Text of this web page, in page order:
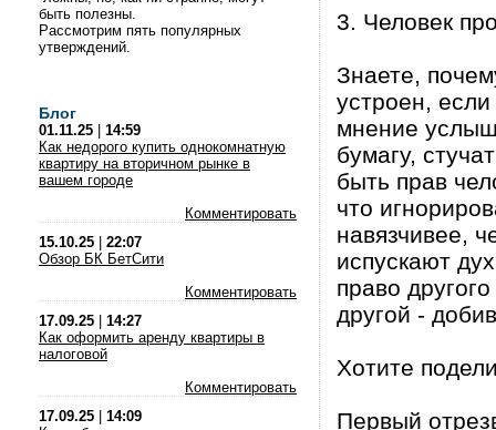
быть полезны.
Рассмотрим пять популярных
утверждений.
Блог
01.11.25
14:59
Как недорого купить однокомнатную
квартиру на вторичном рынке в
вашем городе
Комментировать
15.10.25
22:07
Обзор БК БетСити
Комментировать
17.09.25
14:27
Как оформить аренду квартиры в
налоговой
Комментировать
17.09.25
14:09
3. Человек
Знаете,
устроен,
мнение
бумагу,
быть прав
что
навязчивее,
испускают
право
другой -
Хотите
Первый